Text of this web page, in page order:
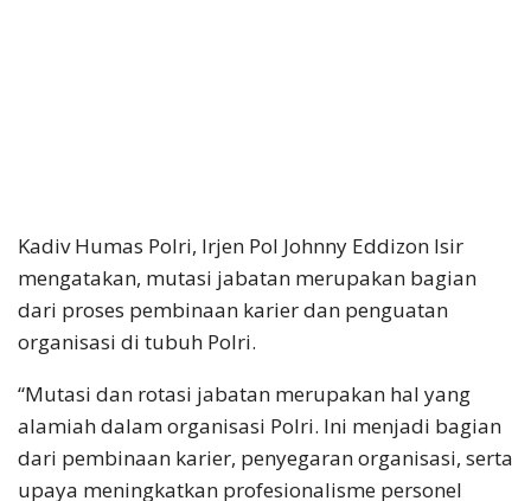
Kadiv Humas Polri, Irjen Pol Johnny Eddizon Isir
mengatakan, mutasi jabatan merupakan bagian
dari proses pembinaan karier dan penguatan
organisasi di tubuh Polri.
“Mutasi dan rotasi jabatan merupakan hal yang
alamiah dalam organisasi Polri. Ini menjadi bagian
dari pembinaan karier, penyegaran organisasi, serta
upaya meningkatkan profesionalisme personel